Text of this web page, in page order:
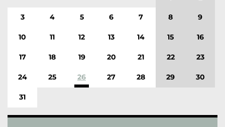
3 4 5 6 7 8 9
10 11 12 13 14 15 16
17 18 19 20 21 22 23
24 25 26 27 28 29 30
31